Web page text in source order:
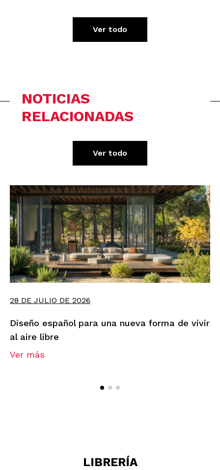
Ver todo
NOTICIAS
RELACIONADAS
Ver todo
28 DE JULIO DE 2026
Diseño español para una nueva forma de vivir
al aire libre
Ver más
LIBRERÍA